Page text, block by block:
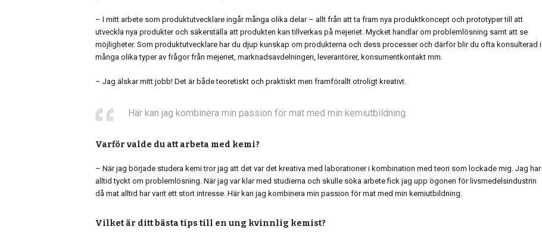
– I mitt arbete som produktutvecklare ingår många olika delar – allt från att ta fram nya produktkoncept och prototyper till att
utveckla nya produkter och säkerställa att produkten kan tillverkas på mejeriet. Mycket handlar om problemlösning samt att se
möjligheter. Som produktutvecklare har du djup kunskap om produkterna och dess processer och därför blir du ofta konsulterad i
många olika typer av frågor från mejeriet, marknadsavdelningen, leverantörer, konsumentkontakt mm.
– Jag älskar mitt jobb! Det är både teoretiskt och praktiskt men framförallt otroligt kreativt.
Här kan jag kombinera min passion för mat med min kemiutbildning.
Varför valde du att arbeta med kemi?
– När jag började studera kemi tror jag att det var det kreativa med laborationer i kombination med teori som lockade mig. Jag har
alltid tyckt om problemlösning. När jag var klar med studierna och skulle söka arbete fick jag upp ögonen för livsmedelsindustrin
då mat alltid har varit ett stort intresse. Här kan jag kombinera min passion för mat med min kemiutbildning.
Vilket är ditt bästa tips till en ung kvinnlig kemist?